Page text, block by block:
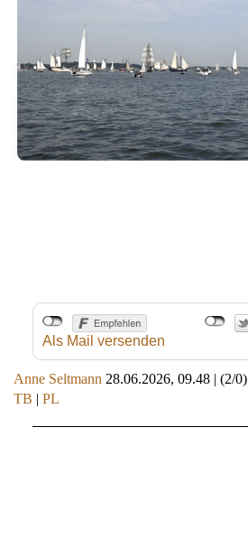
Als Mail versenden
Anne Seltmann 28.06.2026, 09.48 | (2/0)
TB | PL